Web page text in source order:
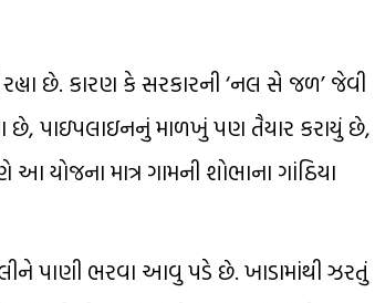
છે. કારણ કે સરકારની ‘નલ સે જળ’ જેવી
છે, પાઇપલાઇનનું માળખું પણ તૈયાર કરાયું છે,
માત્ર ગામની શોભાના ગાંઠિયા
પાણી ભરવા આવુ પડે છે. ખાડામાંથી ઝરતું